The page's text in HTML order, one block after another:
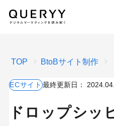
TOP BtoBサイト制作
ECサイト最終更新日：
ドロップシッ